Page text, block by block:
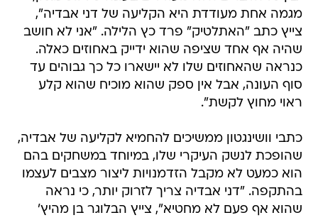
מגמה אחת מעודדת היא הקליעה של דני אבדיה",
צייץ כתב "האתלטיק" פרד כץ הלילה. "אני לא חושב
שהיה אף אחד שציפה שהוא ידייק באחוזים כאלה.
כנראה שהאחוזים שלו לא יישארו כל כך גבוהים עד
סוף העונה, אבל אין ספק שהוא מוכיח שהוא קלע
ראוי מחוץ לקשת".
כתבי וושינגטון ממשיכים להחמיא לקליעה של אבדיה,
שהופכת לנשק העיקרי שלו, במיוחד במשחקים בהם
הוא כמעט לא מקבל הזדמנויות ליצור מצבים לעצמו
בהתקפה. "דני אבדיה צריך לזרוק יותר, כי נראה
שהוא אף פעם לא מחטיא", צייץ הבלוגר בן מהיץ'